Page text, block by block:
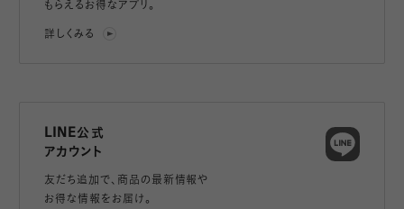
もらえるお得なアプリ。
詳しくみる
LINE公式
アカウント
友だち追加で、 商品の最新情報や
お得な情報をお届け。